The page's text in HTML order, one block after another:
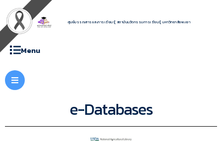
ศูนย์บรรณสารและการเรียนรู้ สถาบันนวัตกรรมการเรียนรู้ มหาวิทยาลัยพะเยา
Menu
e-Databases